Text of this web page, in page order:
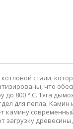
стали,
что
800 ° C. Тяга
для пепла.
камину
загрузку